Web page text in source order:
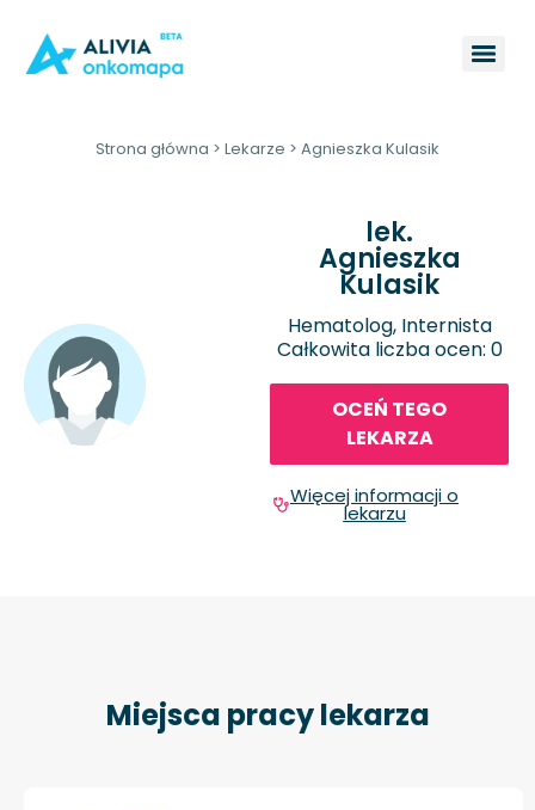
Strona główna > Lekarze > Agnieszka Kulasik
lek.
Agnieszka
Kulasik
Hematolog, Internista
Całkowita liczba ocen: 0
OCEŃ TEGO
LEKARZA
Więcej informacji o
lekarzu
Miejsca pracy lekarza